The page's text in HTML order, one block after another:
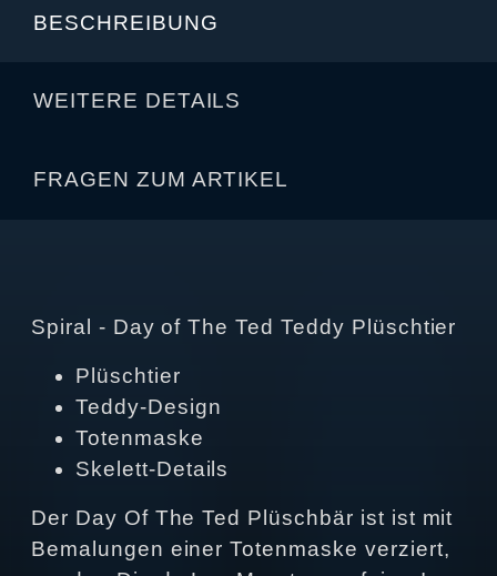
BESCHREIBUNG
WEITERE DETAILS
FRAGEN ZUM ARTIKEL
Spiral - Day of The Ted Teddy Plüschtier
Plüschtier
Teddy-Design
Totenmaske
Skelett-Details
Der Day Of The Ted Plüschbär ist ist mit
Bemalungen einer Totenmaske verziert,